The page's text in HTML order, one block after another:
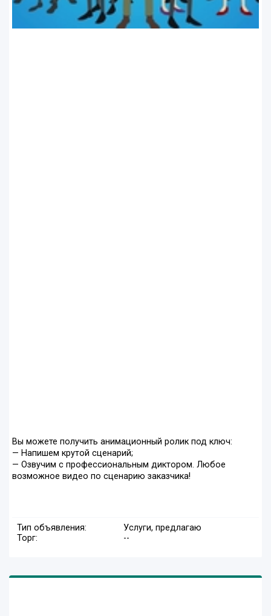
Вы можете получить анимационный ролик под ключ:
— Напишем крутой сценарий;
— Озвучим с профессиональным диктором. Любое
возможное видео по сценарию заказчика!
Тип объявления:
Услуги, предлагаю
Торг:
--